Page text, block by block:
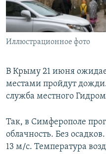
ПОБЕДИТЕЛЕЙ НЕ СУДЯТ?
КРЫМ.НЕПОКОРЕННЫЙ
ELIFBE
ПРИСОЕДИНЯЙТЕСЬ!
Все сайты RFE/RL
Иллюстрационное фото
В Крыму 21 июня
местами пройдут
служба местного
Так, в Симферополе
облачность. Без
13 м/с. Температура